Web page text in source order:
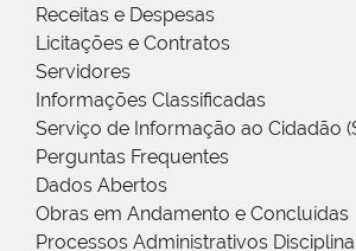
Receitas e Despesas
Licitações e Contratos
Servidores
Informações Classificadas
Serviço de Informação ao Cidadão
Perguntas Frequentes
Dados Abertos
Obras em Andamento e Concluídas
Processos Administrativos